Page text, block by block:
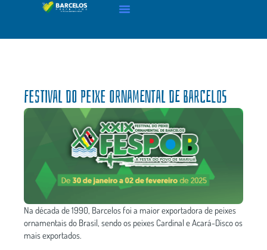
Festival do Peixe Ornamental de Barcelos
Na década de 1990, Barcelos foi a maior exportadora de peixes
ornamentais do Brasil, sendo os peixes Cardinal e Acará-Disco os
mais exportados.